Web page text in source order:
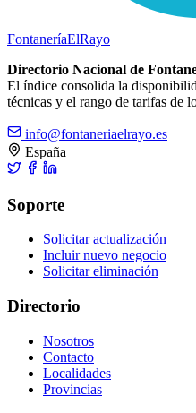
FontaneríaElRayo
Directorio Nacional de
El índice consolida la
técnicas y el rango de tarifas de
info@fontaneriaelrayo.es
España
Soporte
Solicitar actualización
Incluir nuevo negocio
Solicitar eliminación
Directorio
Nosotros
Contacto
Localidades
Provincias